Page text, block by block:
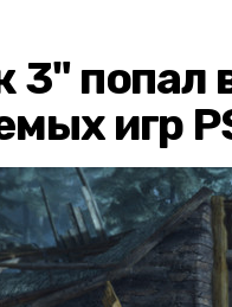
3" попал
игр